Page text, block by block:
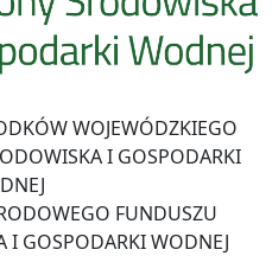
WOJEWÓDZKIEGO
I GOSPODARKI
FUNDUSZU
I GOSPODARKI WODNEJ